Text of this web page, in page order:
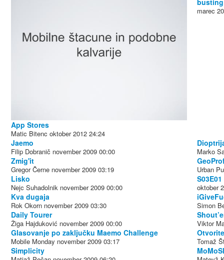
App Stores
Matic Bitenc oktober 2012 24:24
marec
Jaemo
Filip Dobranič november 2009 00:00 Marko
Zmig'it
Gregor Černe november 2009 03:19 Urban
Lisko
Nejc Suhadolnik november 2009 00:00 oktober
Kva dugaja
Rok Okorn november 2009 03:30 Simon
Daily Tourer
Žiga Hajduković november 2009 00:00 Viktor
Glasovanje po zaključku Maemo Challenge
Mobile Monday november 2009 03:17 Tomaž
Simplicity